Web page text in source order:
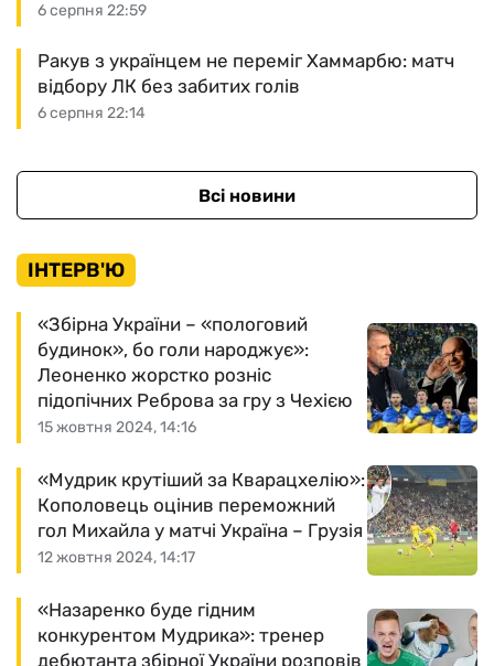
6 серпня 22:59
6 серпня 22:14
Ракув з українцем не переміг Хаммарбю: матч
відбору ЛК без забитих голів
Всі новини
ІНТЕРВ'Ю
15 жовтня 2024, 14:16
«Збірна України – «пологовий
будинок», бо голи народжує»:
Леоненко жорстко розніс
підопічних Реброва за гру з Чехією
12 жовтня 2024, 14:17
«Мудрик крутіший за Кварацхелію»:
Кополовець оцінив переможний
гол Михайла у матчі Україна – Грузія
«Назаренко буде гідним
конкурентом Мудрика»: тренер
дебютанта збірної України розповів